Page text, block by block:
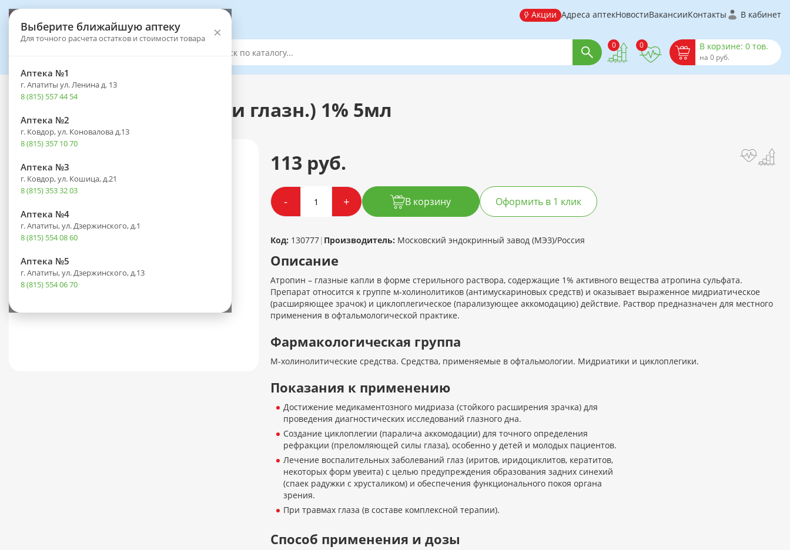
Выберите ближайшую аптеку
Для точного расчета остатков и стоимости товара ×
Аптека №1
г. Апатиты ул. Ленина д. 13
8 (815) 557 44 54
Аптека №2
г. Ковдор, ул. Коновалова д.13
8 (815) 357 10 70
Аптека №3
г. Ковдор, ул. Кошица, д.21
8 (815) 353 32 03
Аптека №4
г. Апатиты, ул. Дзержинского, д.1
8 (815) 554 08 60
Аптека №5
г. Апатиты, ул. Дзержинского, д.13
8 (815) 554 06 70
Акции Адреса аптекНовостиВакансииКонтакты В кабинет
0 0 В корзине: 0 тов.
на 0 руб.
Каталог - Оптика - Офтальмологические средства
Атропин фл.-кап.(капли глазн.) 1% 5мл
113 руб.
- + В корзину Оформить в 1 клик
Код: 130777| Производитель: Московский эндокринный завод (МЭЗ)/Россия
Описание
Атропин – глазные капли в форме стерильного раствора, содержащие 1% активного вещества атропина сульфата.
Препарат относится к группе м-холинолитиков (антимускариновых средств) и оказывает выраженное мидриатическое
(расширяющее зрачок) и циклоплегическое (парализующее аккомодацию) действие. Раствор предназначен для местного
применения в офтальмологической практике.
Фармакологическая группа
М-холинолитические средства. Средства, применяемые в офтальмологии. Мидриатики и циклоплегики.
Показания к применению
Достижение медикаментозного мидриаза (стойкого расширения зрачка) для
проведения диагностических исследований глазного дна.
Создание циклоплегии (паралича аккомодации) для точного определения
рефракции (преломляющей силы глаза), особенно у детей и молодых пациентов.
Лечение воспалительных заболеваний глаз (иритов, иридоциклитов, кератитов,
некоторых форм увеита) с целью предупреждения образования задних синехий
(спаек радужки с хрусталиком) и обеспечения функционального покоя органа
зрения.
При травмах глаза (в составе комплексной терапии).
Способ применения и дозы